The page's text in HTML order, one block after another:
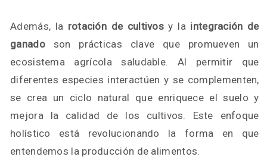
Además, la rotación de cultivos y la integración de
ganadoson prácticas clave que promueven un
ecosistema agrícola saludable. Al permitir que
diferentes especies interactúen y se complementen,
se crea un ciclo natural que enriquece el suelo y
mejora la calidad de los cultivos. Este enfoque
holístico está revolucionando la forma en que
entendemos la producción de alimentos.